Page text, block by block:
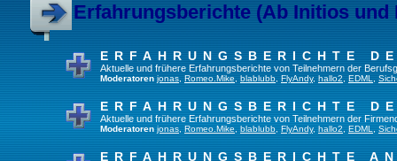
Erfahrungsberichte (Ab Initios und
ERFAHRUNGSBERICHTE
Aktuelle und frühere Erfahrungsberichte von Teilnehmern der
Moderatoren jonas Romeo.Mike blablubb FlyAndy, hallo2 EDML
ERFAHRUNGSBERICHTE
Aktuelle und frühere Erfahrungsberichte von Teilnehmern der
Moderatoren jonas Romeo.Mike blablubb FlyAndy, hallo2 EDML
ERFAHRUNGSBERICHTE